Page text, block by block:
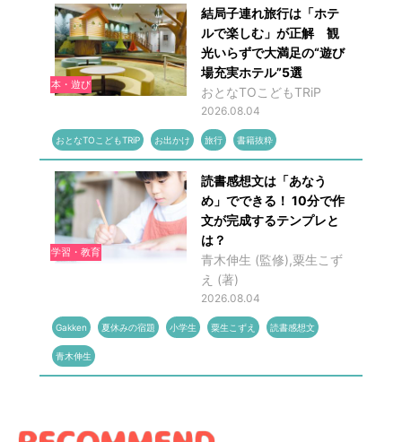
本・遊び
結局子連れ旅行は「ホテ
ルで楽しむ」が正解 観
光いらずで大満足の“遊び
場充実ホテル”5選
おとなTOこどもTRiP
2026.08.04
おとなTOこどもTRiP お出かけ 旅行 書籍抜粋
学習・教育
読書感想文は「あなう
め」でできる！ 10分で作
文が完成するテンプレと
は？
青木伸生 (監修),粟生こず
え (著)
2026.08.04
Gakken 夏休みの宿題 小学生 粟生こずえ 読書感想文
青木伸生